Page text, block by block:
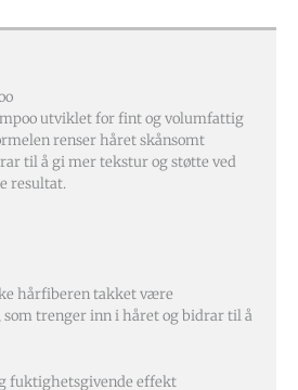
utviklet for fint og volumfattig
renser håret skånsomt
til å gi mer tekstur og støtte ved
resultat.
hårfiberen takket være
, som trenger inn i håret og bidrar til å
fuktighetsgivende effekt